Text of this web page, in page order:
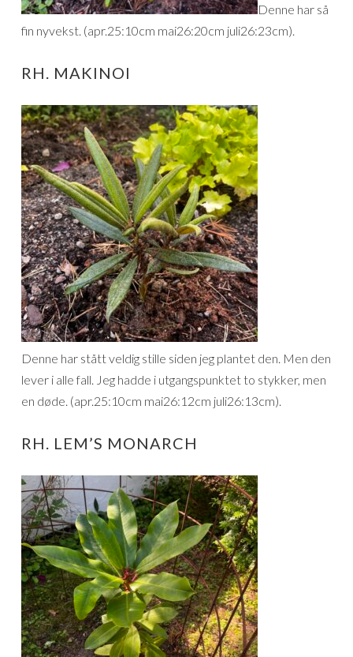
Denne har så
fin nyvekst. (apr.25:10cm mai26:20cm juli26:23cm).
RH. MAKINOI
Denne har stått veldig stille siden jeg plantet den. Men den
lever i alle fall. Jeg hadde i utgangspunktet to stykker, men
en døde. (apr.25:10cm mai26:12cm juli26:13cm).
RH. LEM’S MONARCH